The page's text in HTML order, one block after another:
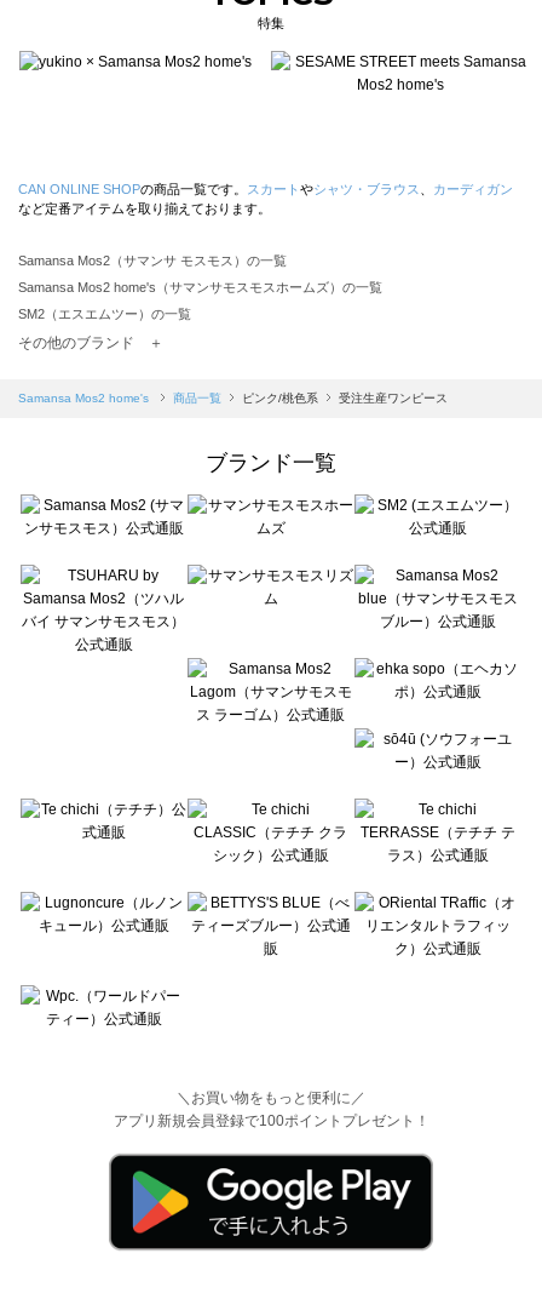
特集
CAN ONLINE SHOPの商品一覧です。 スカート やシャツ・ブラウス
カーディガン
など定番アイテムを取り揃えております。
Samansa Mos2（サマンサ モスモス）の一覧
Samansa Mos2 home's（サマンサモスモスホームズ）の一覧
SM2（エスエムツー）の一覧
TSUHARU by Samansa Mos2（ツハルバイサマンサモスモス）の一覧
Samansa Mos2 blue（サマンサモスモス ブルー）の一覧
Te chichi（テチチ）の一覧
Te chichi CLASSIC（テチチ クラシック）の一覧
Lugnoncure（ルノンキュール）の一覧
BETTY'S BLUE（べティーズブルー）の一覧
Wpc.（ワールドパーティー）の一覧
その他のブランド ＋
Samansa Mos2 home's 商品一覧 ピンク/桃色系 受注生産ワンピース
ブランド一覧
＼お買い物をもっと便利に／
アプリ新規会員登録で100ポイントプレゼント！